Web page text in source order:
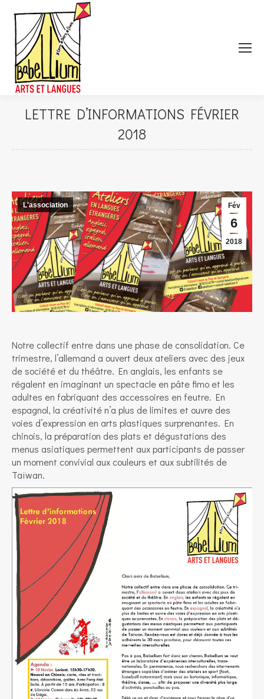
LETTRE D’INFORMATIONS FÉVRIER
2018
Fév
6
2018
L'association
Notre collectif entre dans une phase de consolidation. Ce
trimestre, l’allemand a ouvert deux ateliers avec des jeux
de société et du théâtre. En anglais, les enfants se
régalent en imaginant un spectacle en pâte fimo et les
adultes en fabriquant des accessoires en feutre. En
espagnol, la créativité n’a plus de limites et ouvre des
voies d’expression en arts plastiques surprenantes. En
chinois, la préparation des plats et dégustations des
menus asiatiques permettent aux participants de passer
un moment convivial aux couleurs et aux subtilités de
Taïwan.